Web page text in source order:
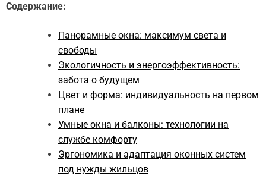
Содержание:
Панорамные окна: максимум света и
свободы
Экологичность и энергоэффективность:
забота о будущем
Цвет и форма: индивидуальность на первом
плане
Умные окна и балконы: технологии на
службе комфорту
Эргономика и адаптация оконных систем
под нужды жильцов